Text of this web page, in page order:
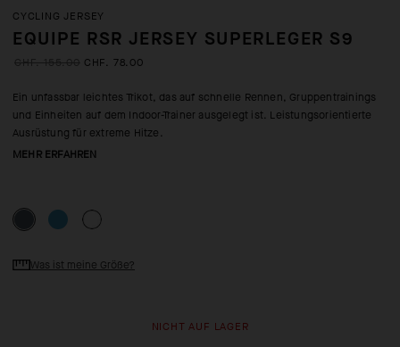
CYCLING JERSEY
EQUIPE RSR JERSEY SUPERLEGER S9
CHF. 78.00
Ein unfassbar leichtes Trikot, das auf schnelle Rennen, Gruppentrainings
und Einheiten auf dem Indoor-Trainer ausgelegt ist. Leistungsorientierte
Ausrüstung für extreme Hitze.
MEHR ERFAHREN
Was ist meine Größe?
NICHT AUF LAGER